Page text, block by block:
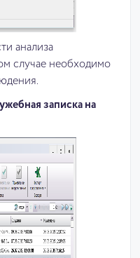
анализа
случае необходимо
записка на